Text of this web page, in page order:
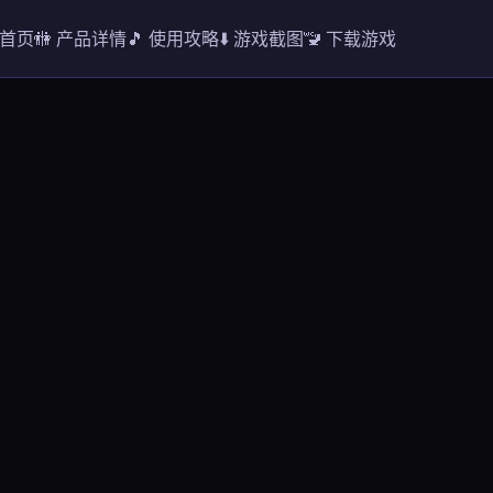
页🚻 产品详情🎵 使用攻略⬇️ 游戏截图🚾 下载游戏